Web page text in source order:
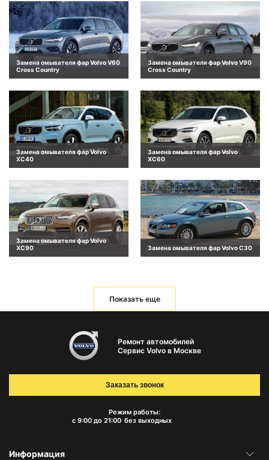
Замена омывателя фар Volvo V60
Cross Country
Замена омывателя фар Volvo V90
Cross Country
Замена омывателя фар Volvo
XC40
Замена омывателя фар Volvo
XC60
Замена омывателя фар Volvo
XC90
Замена омывателя фар Volvo C30
Показать еще
Ремонт автомобилей
Сервис Volvo в Москве
Режим работы:
с 9:00 до 21:00 без выходных
Заказать звонок
Информация